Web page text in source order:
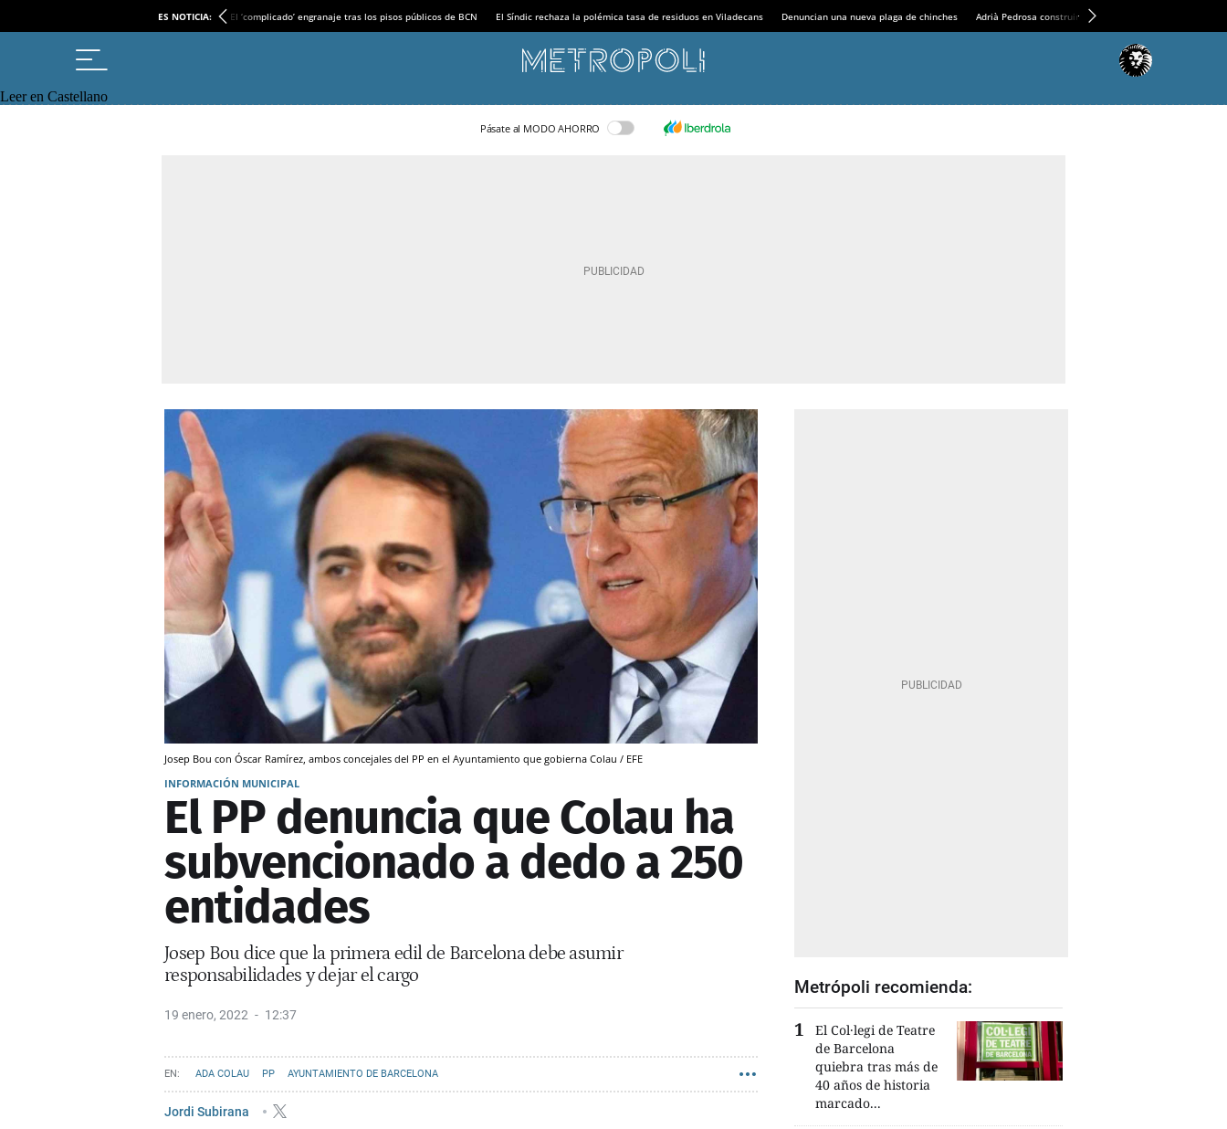
ES NOTICIA: El ‘complicado’ engranaje tras los pisos públicos de BCN El Síndic rechaza la polémica tasa de residuos en Viladecans Denuncian una nueva plaga de chinches Adrià Pedrosa construirá la nueva residencia en el
Leer en Castellano
Pásate al MODO AHORRO
Josep Bou con Óscar Ramírez, ambos concejales del PP en el Ayuntamiento que gobierna Colau / EFE
INFORMACIÓN MUNICIPAL
El PP denuncia que Colau ha
subvencionado a dedo a 250
entidades
Josep Bou dice que la primera edil de Barcelona debe asumir
responsabilidades y dejar el cargo
19 enero, 2022 12:37
ADA COLAU PP AYUNTAMIENTO DE BARCELONA
Jordi Subirana
Metrópoli recomienda:
El Col·legi de Teatre
de Barcelona
quiebra tras más de
40 años de historia
marcado...